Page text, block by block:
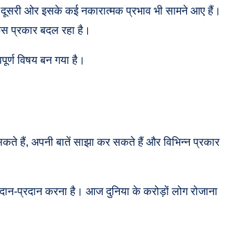
ओर इसके कई नकारात्मक प्रभाव भी सामने आए हैं।
प्रकार बदल रहा है।
विषय बन गया है।
हैं, अपनी बातें साझा कर सकते हैं और विभिन्न प्रकार
प्रदान करना है। आज दुनिया के करोड़ों लोग रोजाना